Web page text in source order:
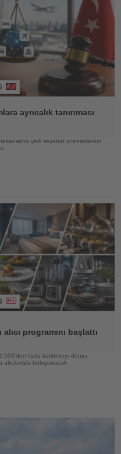
ayrıcalık tanınması
yerli seyahat acentalarının
programını başlattı
fazla katılımcıyı dünya
buluşturacak